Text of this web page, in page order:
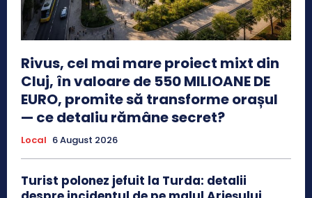
Rivus, cel mai mare proiect mixt din
Cluj, în valoare de 550 MILIOANE DE
EURO, promite să transforme orașul
— ce detaliu rămâne secret?
Local 6 August 2026
Turist polonez jefuit la Turda: detalii